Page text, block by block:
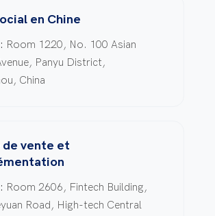
en Chine
Room 1220, No. 100 Asian
Panyu District,
China
vente et
Room 2606, Fintech Building,
Road, High-tech Central